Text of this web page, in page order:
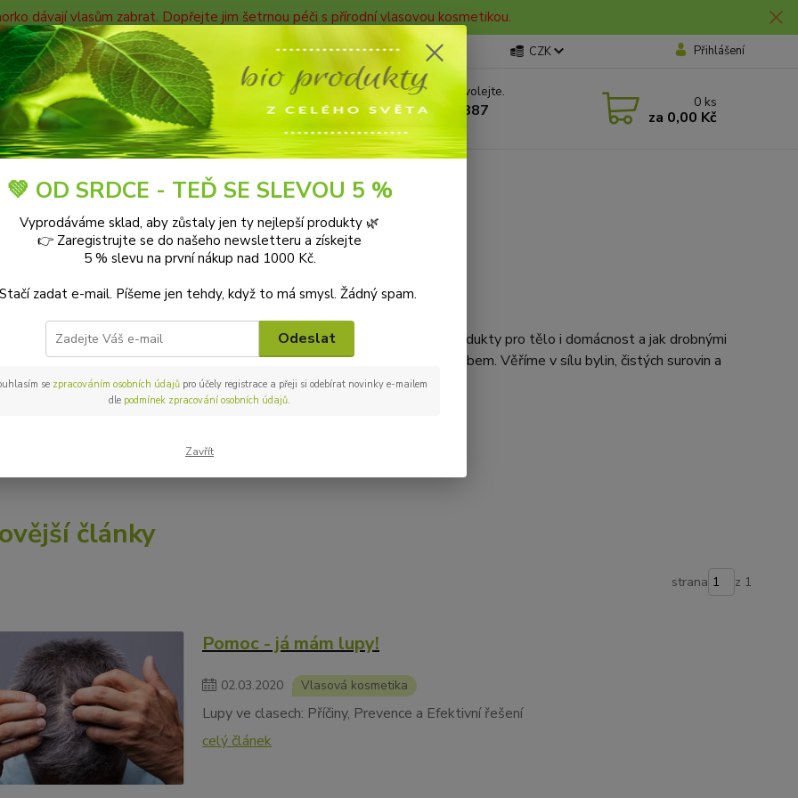
dávají vlasům zabrat. Dopřejte jim šetrnou péči s přírodní vlasovou kosmetikou.
Blog CZK Přihlášení
Hledat
Nevíte si rady? Zavolejte.
+420 606 912 887
9-18:00 hod.
0 ks
za 0,00 Kč
Blog
na blogu Bioprotebe.cz 🌿
pro zdravější tělo, klidnější mysl a laskavější svět.
tipy a rady, jak pečovat o své zdraví přírodní cestou, jak vybírat šetrné produkty pro tělo i domácnost a jak drobnými
žít udržitelněji. Nebo jak vylepšit svůj domov a zahradu ekologickým způsobem. Věříme v sílu bylin, čistých surovin a
články
strana z 1
Pomoc - já mám lupy!
02.03.2020 Vlasová kosmetika
Lupy ve clasech: Příčiny, Prevence a Efektivní řešení
celý článek
💚 OD SRDCE - TEĎ SE SLEVOU 5 %
Vyprodáváme sklad, aby zůstaly jen ty nejlepší produkty 🌿
👉 Zaregistrujte se do našeho newsletteru a získejte
5 % slevu na první nákup nad 1000 Kč.
zadat e-mail. Píšeme jen tehdy, když to má smysl. Žádný spam.
Odeslat
se zpracováním osobních údajůpro účely registrace a přeji si odebírat novinky e-mailem
dle podmínek zpracování osobních údajů.
Zavřít